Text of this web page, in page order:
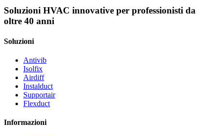
Soluzioni HVAC innovative per professionisti da
oltre 40 anni
Soluzioni
Antivib
Isolfix
Airdiff
Instalduct
Supportair
Flexduct
Informazioni